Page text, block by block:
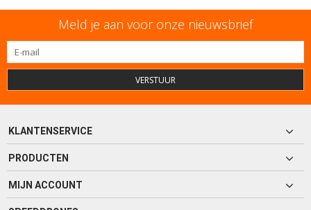
Meld je aan voor onze nieuwsbrief
VERSTUUR
KLANTENSERVICE
PRODUCTEN
MIJN ACCOUNT